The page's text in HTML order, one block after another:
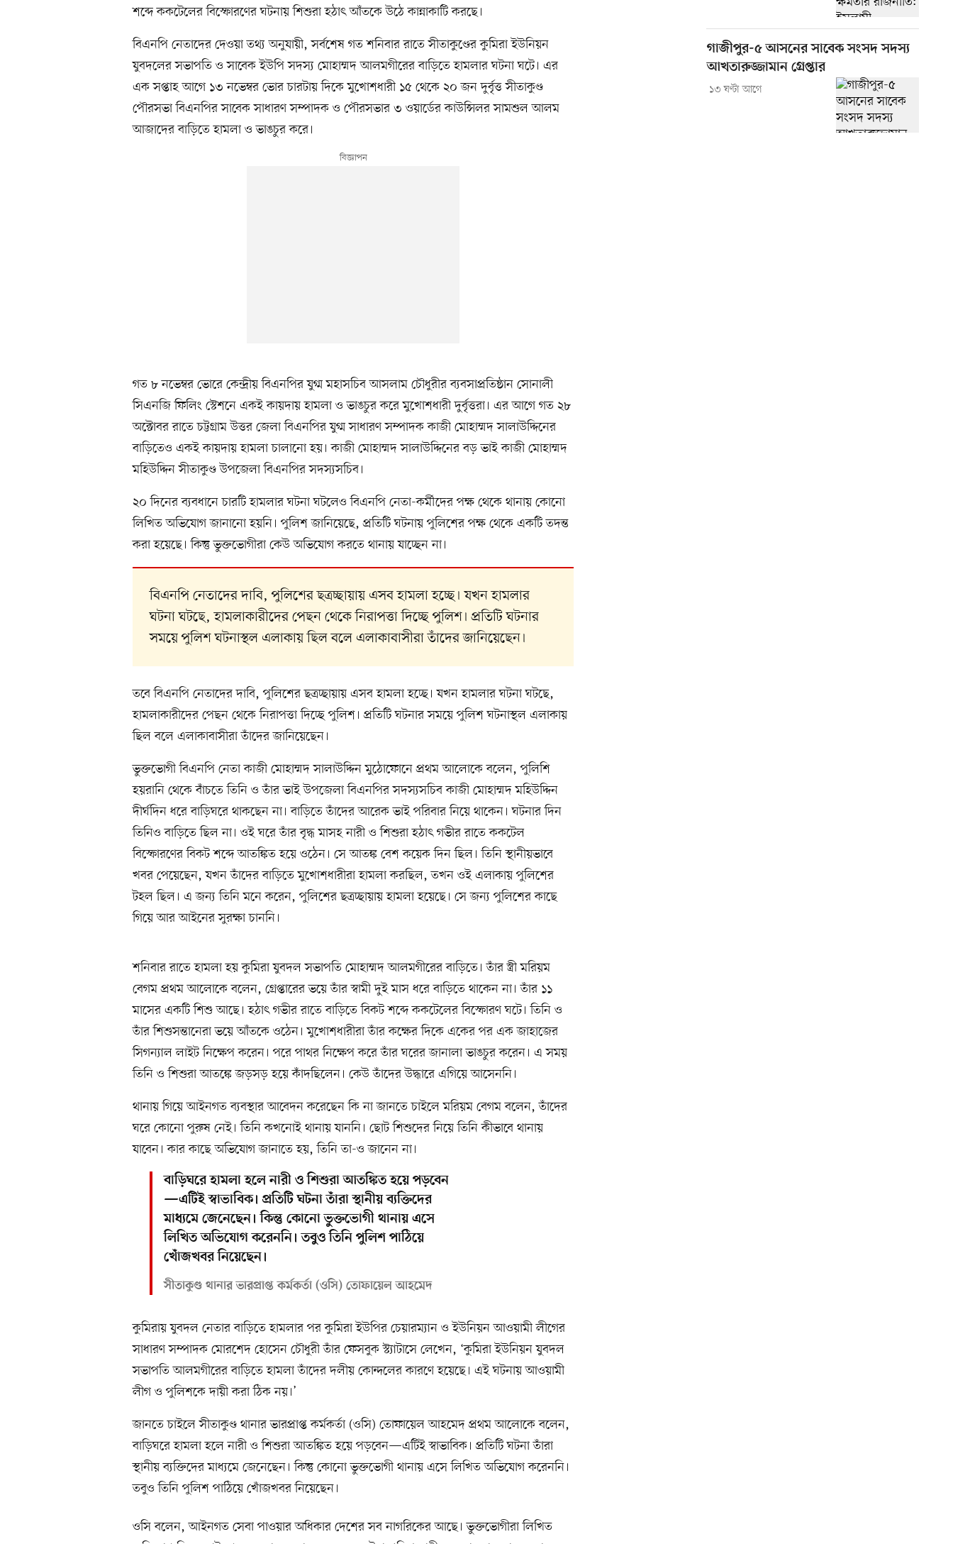
শব্দে ককটেলের বিস্ফোরণের ঘটনায় শিশুরা হঠাৎ আঁতকে উঠে কান্নাকাটি করছে।
বিএনপি নেতাদের দেওয়া তথ্য অনুযায়ী, সর্বশেষ গত শনিবার রাতে সীতাকুণ্ডের কুমিরা ইউনিয়ন
যুবদলের সভাপতি ও সাবেক ইউপি সদস্য মোহাম্মদ আলমগীরের বাড়িতে হামলার ঘটনা ঘটে। এর
এক সপ্তাহ আগে ১৩ নভেম্বর ভোর চারটায় দিকে মুখোশধারী ১৫ থেকে ২০ জন দুর্বৃত্ত সীতাকুণ্ড
পৌরসভা বিএনপির সাবেক সাধারণ সম্পাদক ও পৌরসভার ৩ ওয়ার্ডের কাউন্সিলর সামশুল আলম
আজাদের বাড়িতে হামলা ও ভাঙচুর করে।
গত ৮ নভেম্বর ভোরে কেন্দ্রীয় বিএনপির যুগ্ম মহাসচিব আসলাম চৌধুরীর ব্যবসাপ্রতিষ্ঠান সোনালী
সিএনজি ফিলিং স্টেশনে একই কায়দায় হামলা ও ভাঙচুর করে মুখোশধারী দুর্বৃত্তরা। এর আগে গত ২৮
অক্টোবর রাতে চট্টগ্রাম উত্তর জেলা বিএনপির যুগ্ম সাধারণ সম্পাদক কাজী মোহাম্মদ সালাউদ্দিনের
বাড়িতেও একই কায়দায় হামলা চালানো হয়। কাজী মোহাম্মদ সালাউদ্দিনের বড় ভাই কাজী মোহাম্মদ
মহিউদ্দিন সীতাকুণ্ড উপজেলা বিএনপির সদস্যসচিব।
২০ দিনের ব্যবধানে চারটি হামলার ঘটনা ঘটলেও বিএনপি নেতা-কর্মীদের পক্ষ থেকে থানায় কোনো
লিখিত অভিযোগ জানানো হয়নি। পুলিশ জানিয়েছে, প্রতিটি ঘটনায় পুলিশের পক্ষ থেকে একটি তদন্ত
করা হয়েছে। কিন্তু ভুক্তভোগীরা কেউ অভিযোগ করতে থানায় যাচ্ছেন না।
বিএনপি নেতাদের দাবি, পুলিশের ছত্রচ্ছায়ায় এসব হামলা হচ্ছে। যখন হামলার
ঘটনা ঘটছে, হামলাকারীদের পেছন থেকে নিরাপত্তা দিচ্ছে পুলিশ। প্রতিটি ঘটনার
সময়ে পুলিশ ঘটনাস্থল এলাকায় ছিল বলে এলাকাবাসীরা তাঁদের জানিয়েছেন।
তবে বিএনপি নেতাদের দাবি, পুলিশের ছত্রচ্ছায়ায় এসব হামলা হচ্ছে। যখন হামলার ঘটনা ঘটছে,
হামলাকারীদের পেছন থেকে নিরাপত্তা দিচ্ছে পুলিশ। প্রতিটি ঘটনার সময়ে পুলিশ ঘটনাস্থল এলাকায়
ছিল বলে এলাকাবাসীরা তাঁদের জানিয়েছেন।
ভুক্তভোগী বিএনপি নেতা কাজী মোহাম্মদ সালাউদ্দিন মুঠোফোনে প্রথম আলোকে বলেন, পুলিশি
হয়রানি থেকে বাঁচতে তিনি ও তাঁর ভাই উপজেলা বিএনপির সদস্যসচিব কাজী মোহাম্মদ মহিউদ্দিন
দীর্ঘদিন ধরে বাড়িঘরে থাকছেন না। বাড়িতে তাঁদের আরেক ভাই পরিবার নিয়ে থাকেন। ঘটনার দিন
তিনিও বাড়িতে ছিল না। ওই ঘরে তাঁর বৃদ্ধ মাসহ নারী ও শিশুরা হঠাৎ গভীর রাতে ককটেল
বিস্ফোরণের বিকট শব্দে আতঙ্কিত হয়ে ওঠেন। সে আতঙ্ক বেশ কয়েক দিন ছিল। তিনি স্থানীয়ভাবে
খবর পেয়েছেন, যখন তাঁদের বাড়িতে মুখোশধারীরা হামলা করছিল, তখন ওই এলাকায় পুলিশের
টহল ছিল। এ জন্য তিনি মনে করেন, পুলিশের ছত্রচ্ছায়ায় হামলা হয়েছে। সে জন্য পুলিশের কাছে
গিয়ে আর আইনের সুরক্ষা চাননি।
শনিবার রাতে হামলা হয় কুমিরা যুবদল সভাপতি মোহাম্মদ আলমগীরের বাড়িতে। তাঁর স্ত্রী মরিয়ম
বেগম প্রথম আলোকে বলেন, গ্রেপ্তারের ভয়ে তাঁর স্বামী দুই মাস ধরে বাড়িতে থাকেন না। তাঁর ১১
মাসের একটি শিশু আছে। হঠাৎ গভীর রাতে বাড়িতে বিকট শব্দে ককটেলের বিস্ফোরণ ঘটে। তিনি ও
তাঁর শিশুসন্তানেরা ভয়ে আঁতকে ওঠেন। মুখোশধারীরা তাঁর কক্ষের দিকে একের পর এক জাহাজের
সিগন্যাল লাইট নিক্ষেপ করেন। পরে পাথর নিক্ষেপ করে তাঁর ঘরের জানালা ভাঙচুর করেন। এ সময়
তিনি ও শিশুরা আতঙ্কে জড়সড় হয়ে কাঁদছিলেন। কেউ তাঁদের উদ্ধারে এগিয়ে আসেননি।
থানায় গিয়ে আইনগত ব্যবস্থার আবেদন করেছেন কি না জানতে চাইলে মরিয়ম বেগম বলেন, তাঁদের
ঘরে কোনো পুরুষ নেই। তিনি কখনোই থানায় যাননি। ছোট শিশুদের নিয়ে তিনি কীভাবে থানায়
যাবেন। কার কাছে অভিযোগ জানাতে হয়, তিনি তা-ও জানেন না।
বাড়িঘরে হামলা হলে নারী ও শিশুরা আতঙ্কিত হয়ে পড়বেন
—এটিই স্বাভাবিক। প্রতিটি ঘটনা তাঁরা স্থানীয় ব্যক্তিদের
মাধ্যমে জেনেছেন। কিন্তু কোনো ভুক্তভোগী থানায় এসে
লিখিত অভিযোগ করেননি। তবুও তিনি পুলিশ পাঠিয়ে
খোঁজখবর নিয়েছেন।
সীতাকুণ্ড থানার ভারপ্রাপ্ত কর্মকর্তা (ওসি) তোফায়েল আহমেদ
কুমিরায় যুবদল নেতার বাড়িতে হামলার পর কুমিরা ইউপির চেয়ারম্যান ও ইউনিয়ন আওয়ামী লীগের
সাধারণ সম্পাদক মোরশেদ হোসেন চৌধুরী তাঁর ফেসবুক স্ট্যাটাসে লেখেন, ‘কুমিরা ইউনিয়ন যুবদল
সভাপতি আলমগীরের বাড়িতে হামলা তাঁদের দলীয় কোন্দলের কারণে হয়েছে। এই ঘটনায় আওয়ামী
লীগ ও পুলিশকে দায়ী করা ঠিক নয়।’
জানতে চাইলে সীতাকুণ্ড থানার ভারপ্রাপ্ত কর্মকর্তা (ওসি) তোফায়েল আহমেদ প্রথম আলোকে বলেন,
বাড়িঘরে হামলা হলে নারী ও শিশুরা আতঙ্কিত হয়ে পড়বেন—এটিই স্বাভাবিক। প্রতিটি ঘটনা তাঁরা
স্থানীয় ব্যক্তিদের মাধ্যমে জেনেছেন। কিন্তু কোনো ভুক্তভোগী থানায় এসে লিখিত অভিযোগ করেননি।
তবুও তিনি পুলিশ পাঠিয়ে খোঁজখবর নিয়েছেন।
ওসি বলেন, আইনগত সেবা পাওয়ার অধিকার দেশের সব নাগরিকের আছে। ভুক্তভোগীরা লিখিত
গাজীপুর-৫ আসনের সাবেক সংসদ সদস্য
আখতারুজ্জামান গ্রেপ্তার
১৩ ঘণ্টা আগে